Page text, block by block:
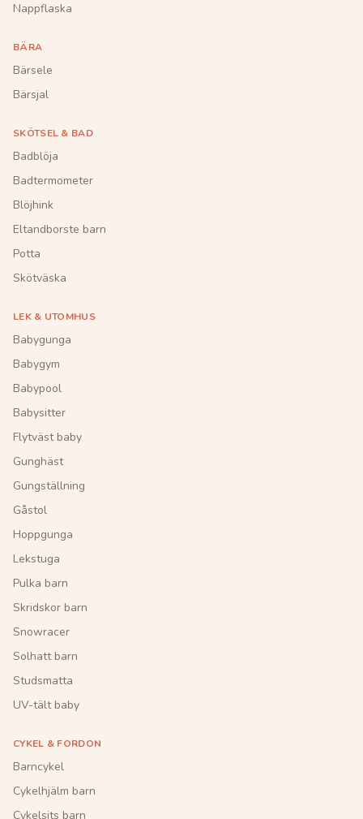
Nappflaska
BÄRA
Bärsele
Bärsjal
SKÖTSEL & BAD
Badblöja
Badtermometer
Blöjhink
Eltandborste barn
Potta
Skötväska
LEK & UTOMHUS
Babygunga
Babygym
Babypool
Babysitter
Flytväst baby
Gunghäst
Gungställning
Gåstol
Hoppgunga
Lekstuga
Pulka barn
Skridskor barn
Snowracer
Solhatt barn
Studsmatta
UV-tält baby
CYKEL & FORDON
Barncykel
Cykelhjälm barn
Cykelsits barn